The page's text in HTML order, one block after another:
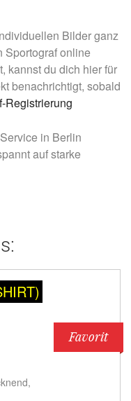
Bilder ganz
Sportograf online
kannst du dich hier für
benachrichtigt, sobald
Registrierung
in Berlin
auf starke
Favorit